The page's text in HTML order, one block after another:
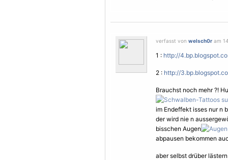
verfasst von welsch0r am
1 : http://
2 : http://
Brauchst noch mehr ?!
im Endeffekt isses nur n
der wird nie n
bisschen Augen
abpausen bekommen
aber selbst drüber